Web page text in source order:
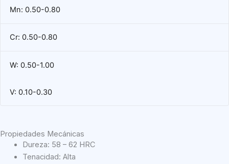
Mn: 0.50-0.80
Cr: 0.50-0.80
W: 0.50-1.00
V: 0.10-0.30
Propiedades Mecánicas
Dureza: 58 – 62 HRC
Tenacidad: Alta